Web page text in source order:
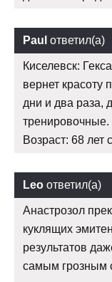
Paul ответил(а)
Киселевск:
вернет красоту
дни и два раза,
тренировочные.
Возраст: 68 лет
Leo ответил(а)
Анастрозол
куклящих
результатов
самым грозным